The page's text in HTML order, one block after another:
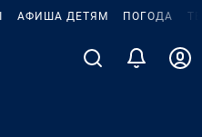
АФИША ДЕТЯМ ПОГОДА